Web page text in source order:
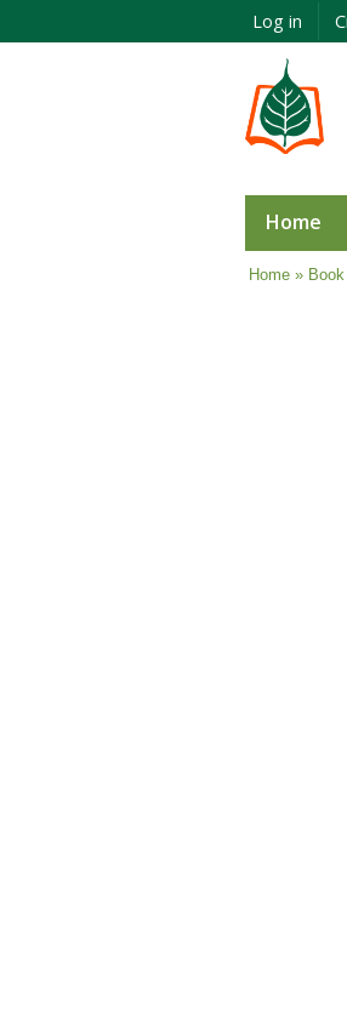
Log in
Home
You
Home» Book